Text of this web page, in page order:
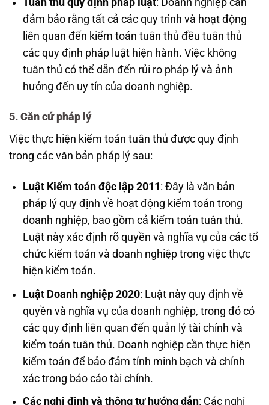
đảm bảo rằng tất cả các quy trình và hoạt động
liên quan đến kiểm toán tuân thủ đều tuân thủ
các quy định pháp luật hiện hành. Việc không
tuân thủ có thể dẫn đến rủi ro pháp lý và ảnh
hưởng đến uy tín của doanh nghiệp.
5. Căn cứ pháp lý
Việc thực hiện kiểm toán tuân thủ được quy định
trong các văn bản pháp lý sau:
Luật Kiểm toán độc lập 2011 : Đây là văn bản
pháp lý quy định về hoạt động kiểm toán trong
doanh nghiệp, bao gồm cả kiểm toán tuân thủ.
Luật này xác định rõ quyền và nghĩa vụ của các tổ
chức kiểm toán và doanh nghiệp trong việc thực
hiện kiểm toán.
Luật Doanh nghiệp 2020: Luật này quy định về
quyền và nghĩa vụ của doanh nghiệp, trong đó có
các quy định liên quan đến quản lý tài chính và
kiểm toán tuân thủ. Doanh nghiệp cần thực hiện
kiểm toán để bảo đảm tính minh bạch và chính
xác trong báo cáo tài chính.
Các nghị định và thông tư hướng dẫn: Các nghị